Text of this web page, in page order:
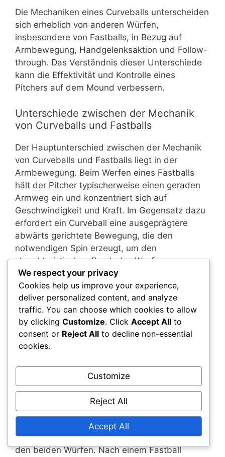
Die Mechaniken eines Curveballs unterscheiden
sich erheblich von anderen Würfen,
insbesondere von Fastballs, in Bezug auf
Armbewegung, Handgelenksaktion und Follow-
through. Das Verständnis dieser Unterschiede
kann die Effektivität und Kontrolle eines
Pitchers auf dem Mound verbessern.
Unterschiede zwischen der Mechanik
von Curveballs und Fastballs
Der Hauptunterschied zwischen der Mechanik
von Curveballs und Fastballs liegt in der
Armbewegung. Beim Werfen eines Fastballs
hält der Pitcher typischerweise einen geraden
Armweg ein und konzentriert sich auf
Geschwindigkeit und Kraft. Im Gegensatz dazu
erfordert ein Curveball eine ausgeprägtere
abwärts gerichtete Bewegung, die den
notwendigen Spin erzeugt, um den
charakteristischen Bruch des Wurfs zu
erzeugen.
Die Handgelenksaktion ist ein weiterer
entscheidender Unterschied. Bei einem Fastball
bleibt das Handgelenk fest und folgt in einer
geraden Linie, was die Geschwindigkeit fördert.
Beim Ausführen eines Curveballs muss das
schnappen, um den Spin zu ermöglichen, der
den Ball krümmen lässt. Diese
Handgelenksaktion ist entscheidend, um die
gewünschte Bewegung zu erreichen.
Das Follow-through variiert ebenfalls zwischen
den beiden Würfen. Nach einem Fastball
We respect your privacy
Cookies help us improve your experience,
deliver personalized content, and analyze
traffic. You can choose which cookies to allow
by clicking Customize. Click Accept All to
consent or Reject All to decline non-essential
cookies.
Customize
Reject All
Accept All